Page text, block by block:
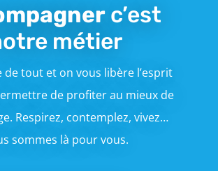
c’est
métier
de tout et on vous libère l’esprit
de profiter au mieux de
Respirez, contemplez, vivez…
sommes là pour vous.